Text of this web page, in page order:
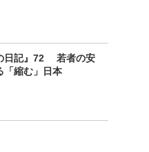
日記』72 若者の安
「縮む」日本